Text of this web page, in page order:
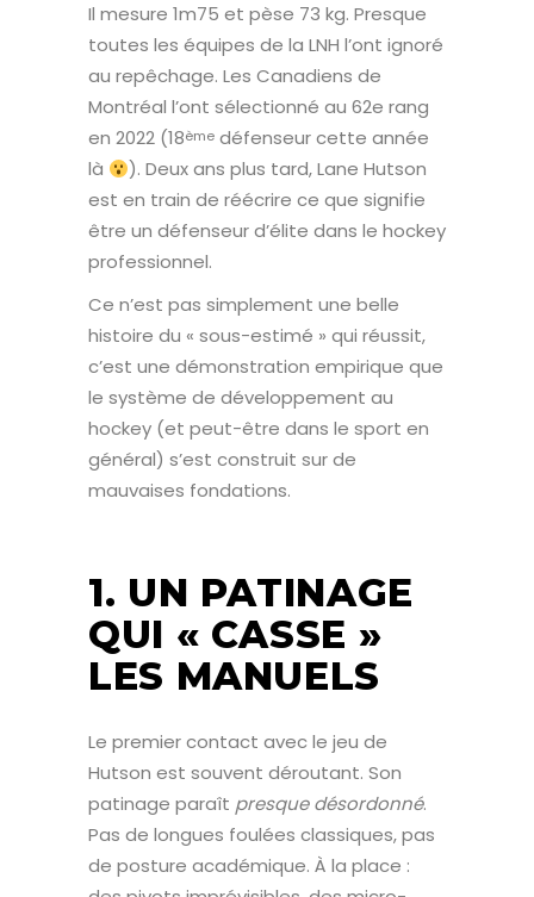
Il mesure 1m75 et pèse 73 kg. Presque
toutes les équipes de la LNH l’ont ignoré
au repêchage. Les Canadiens de
Montréal l’ont sélectionné au 62e rang
en 2022 (18ème défenseur cette année
là
). Deux ans plus tard, Lane Hutson
est en train de réécrire ce que signifie
être un défenseur d’élite dans le hockey
professionnel.
Ce n’est pas simplement une belle
histoire du « sous-estimé » qui réussit,
c’est une démonstration empirique que
le système de développement au
hockey (et peut-être dans le sport en
général) s’est construit sur de
mauvaises fondations.
1. UN PATINAGE
QUI « CASSE »
LES MANUELS
Le premier contact avec le jeu de
Hutson est souvent déroutant. Son
patinage paraît presque désordonné.
Pas de longues foulées classiques, pas
de posture académique. À la place :